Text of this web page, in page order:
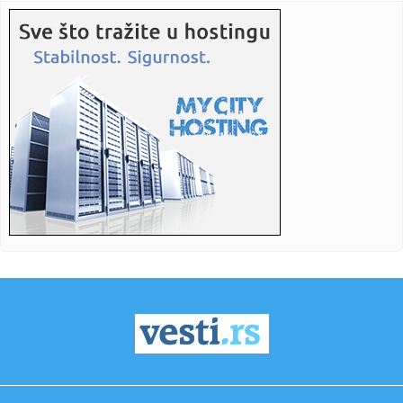
23:21: Betis očitao lekciju Arsenalu
23:19:
23:09:KECMANOVIĆ PAO POSLE MARATONA: Srbin dobio prvi set,
pa poklekao...
23:06:Bibi rekao "ne" Trampu
23:01:Slučaj Huse B. iz BiH pokrenuo “lavinu” u Kelnu, provjerava
...
Antonio Banderas progovorio o srčanom udaru: "To je